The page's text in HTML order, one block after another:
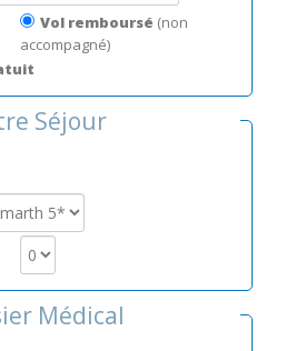
Vol remboursé (non
accompagné)
Séjour
Médical